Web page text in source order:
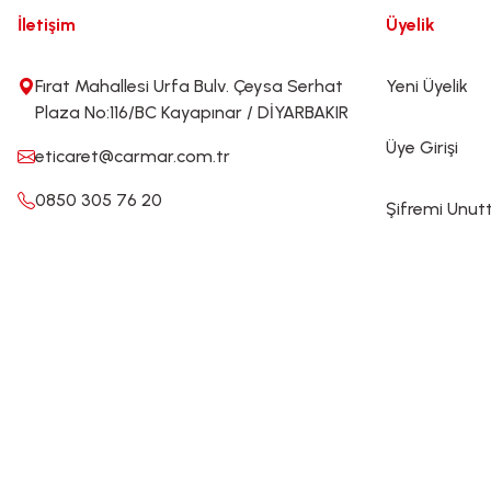
İletişim
Fırat Mahallesi Urfa Bulv. Çeysa Serhat
Plaza No:116/BC Kayapınar / DİYARBAKIR
eticaret@carmar.com.tr
0850 305 76 20
Üyelik
Yeni Üyelik
Üye Girişi
Şifremi